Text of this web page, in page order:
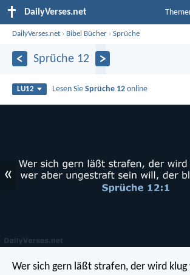
DailyVerses.net
DailyVerses.net › Bibel Bücher ›Sprüche
Sprüche 12
LU12 Lesen SieSprüche 12 online
«
Wer sich gern läßt strafen, der wird klug